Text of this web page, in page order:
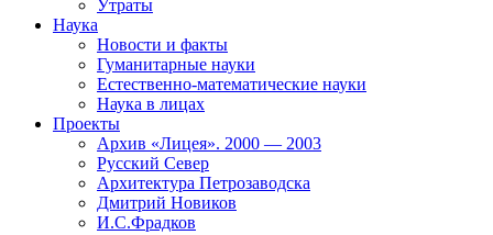
Утраты
Наука
Новости и факты
Гуманитарные науки
Естественно-математические науки
Наука в лицах
Проекты
Архив «Лицея». 2000 — 2003
Русский Север
Архитектура Петрозаводска
Дмитрий Новиков
И.С.Фрадков